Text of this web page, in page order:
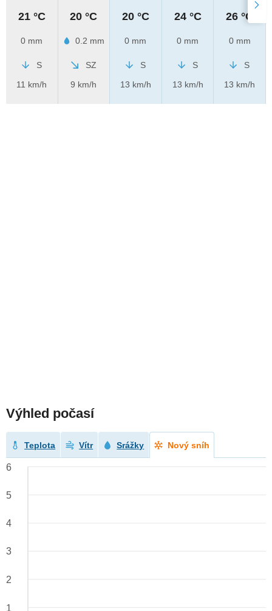
21 °C
0 mm
S
11 km/h
20 °C
0.2 mm
SZ
9 km/h
20 °C
0 mm
S
13 km/h
24 °C
0 mm
S
13 km/h
26 °C
0 mm
S
13 km/h
Výhled počasí
Teplota Vítr Srážky Nový sníh
6
5
4
3
2
1